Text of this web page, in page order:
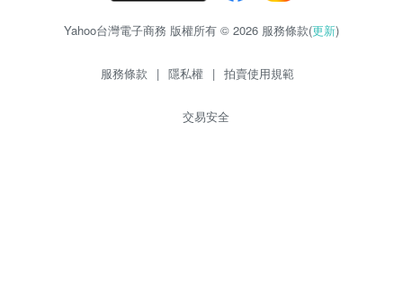
Yahoo台灣電子商務 版權所有 © 2026 服務條款(更新)
服務條款 | 隱私權 | 拍賣使用規範
交易安全